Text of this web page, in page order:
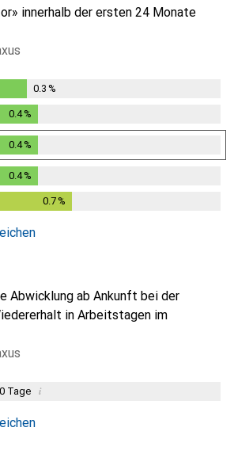
innerhalb der ersten 24 Monate
%
0.3 %
0.4%
0.4%
0.4%
0.7 %
Abwicklung ab Ankunft bei der
in Arbeitstagen im
0Tage i